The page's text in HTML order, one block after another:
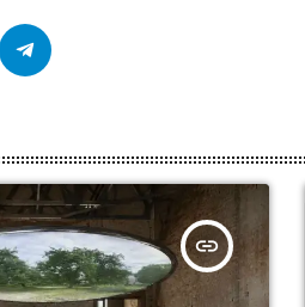
insert_link